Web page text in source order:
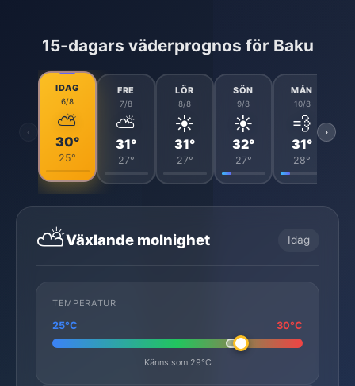
15-dagars väderprognos för Baku
‹
IDAG
6/8
⛅
30°
25°
FRE
7/8
⛅
31°
27°
LÖR
8/8
☀️
31°
27°
SÖN
9/8
☀️
32°
27°
MÅN
10/8
💨
31°
28°
›
⛅Växlande molnighet Idag
TEMPERATUR
25°C 30°C
Känns som 29°C